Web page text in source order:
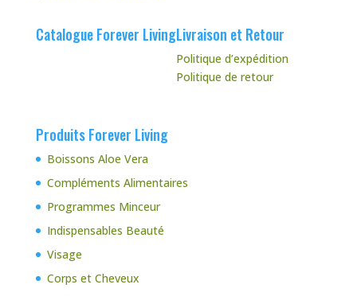
Catalogue Forever LivingLivraison et Retour
Politique d’expédition
Politique de retour
Produits Forever Living
Boissons Aloe Vera
Compléments Alimentaires
Programmes Minceur
Indispensables Beauté
Visage
Corps et Cheveux